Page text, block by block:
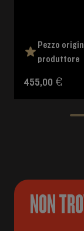
Pezzo
produttore
455,00 €
NON